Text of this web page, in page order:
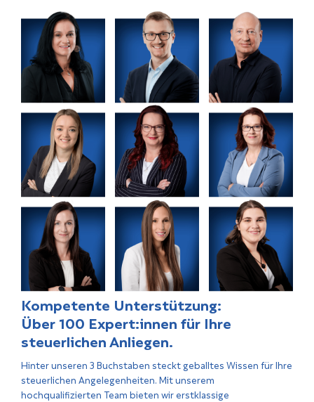
Kompetente Unterstützung:
Über 100 Expert:innen für Ihre
steuerlichen Anliegen.
Hinter unseren 3 Buchstaben steckt geballtes Wissen für Ihre
steuerlichen Angelegenheiten. Mit unserem
hochqualifizierten Team bieten wir erstklassige